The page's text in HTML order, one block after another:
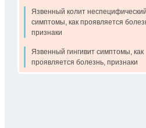
Язвенный колит неспецифический
симптомы, как проявляется
признаки
Язвенный гингивит симптомы, как
проявляется болезнь, признаки